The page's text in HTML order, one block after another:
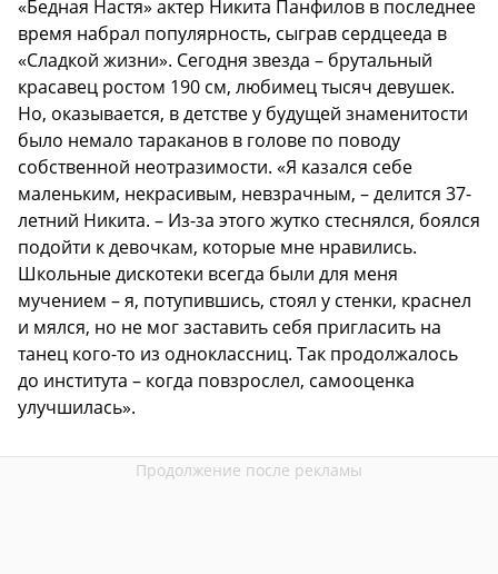
«Бедная Настя» актер Никита Панфилов в последнее
время набрал популярность, сыграв сердцееда в
«Сладкой жизни». Сегодня звезда – брутальный
красавец ростом 190 см, любимец тысяч девушек.
Но, оказывается, в детстве у будущей знаменитости
было немало тараканов в голове по поводу
собственной неотразимости. «Я казался себе
маленьким, некрасивым, невзрачным, – делится 37-
летний Никита. – Из-за этого жутко стеснялся, боялся
подойти к девочкам, которые мне нравились.
Школьные дискотеки всегда были для меня
мучением – я, потупившись, стоял у стенки, краснел
и мялся, но не мог заставить себя пригласить на
танец кого-то из одноклассниц. Так продолжалось
до института – когда повзрослел, самооценка
улучшилась».